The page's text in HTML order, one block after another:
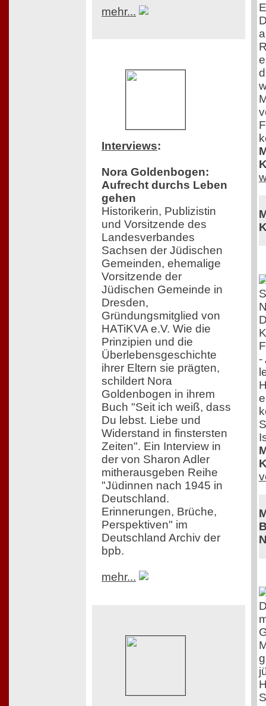
mehr...
Interviews:
Nora Goldenbogen:
Aufrecht durchs Leben
gehen
Historikerin, Publizistin
und Vorsitzende des
Landesverbandes
Sachsen der Jüdischen
Gemeinden, ehemalige
Vorsitzende der
Jüdischen Gemeinde in
Dresden,
Gründungsmitglied von
HATiKVA e.V. Wie die
Prinzipien und die
Überlebensgeschichte
ihrer Eltern sie prägten,
schildert Nora
Goldenbogen in ihrem
Buch "Seit ich weiß, dass
Du lebst. Liebe und
Widerstand in finstersten
Zeiten". Ein Interview in
der von Sharon Adler
mitherausgeben Reihe
"Jüdinnen nach 1945 in
Deutschland.
Erinnerungen, Brüche,
Perspektiven" im
Deutschland Archiv der
bpb.
mehr...
-